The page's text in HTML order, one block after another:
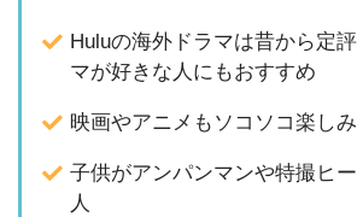
Huluの海外ドラマは昔から定
マが好きな人にもおすすめ
映画やアニメもソコソコ楽し
子供がアンパンマンや特撮ヒ
人